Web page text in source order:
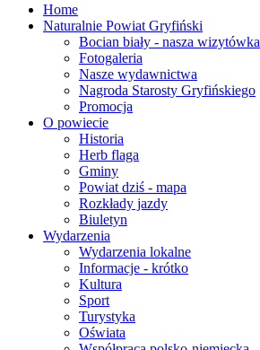
Home
Naturalnie Powiat Gryfiński
Bocian biały - nasza wizytówka
Fotogaleria
Nasze wydawnictwa
Nagroda Starosty Gryfińskiego
Promocja
O powiecie
Historia
Herb flaga
Gminy
Powiat dziś - mapa
Rozkłady jazdy
Biuletyn
Wydarzenia
Wydarzenia lokalne
Informacje - krótko
Kultura
Sport
Turystyka
Oświata